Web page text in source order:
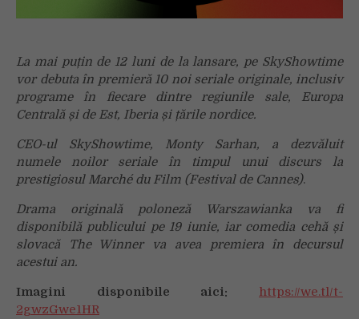
La mai puțin de 12 luni de la lansare, pe SkyShowtime
vor debuta în premieră 10 noi seriale originale, inclusiv
programe în fiecare dintre regiunile sale, Europa
Centrală și de Est, Iberia și țările nordice.
CEO-ul SkyShowtime, Monty Sarhan, a dezvăluit
numele noilor seriale în timpul unui discurs la
prestigiosul Marché du Film (Festival de Cannes).
Drama originală poloneză Warszawianka va fi
disponibilă publicului pe 19 iunie, iar comedia cehă și
slovacă The Winner va avea premiera în decursul
acestui an.
Imagini disponibile aici: https://we.tl/t-
2gwzGwe1HR